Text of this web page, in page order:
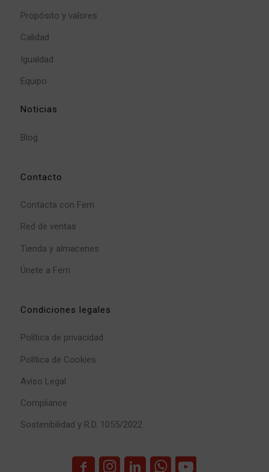
Propósito y valores
Calidad
Igualdad
Equipo
Noticias
Blog
Contacto
Contacta con Ferri
Red de ventas
Tienda y almacenes
Únete a Ferri
Condiciones legales
Política de privacidad
Política de Cookies
Aviso Legal
Compliance
Sostenibilidad y R.D. 1055/2022